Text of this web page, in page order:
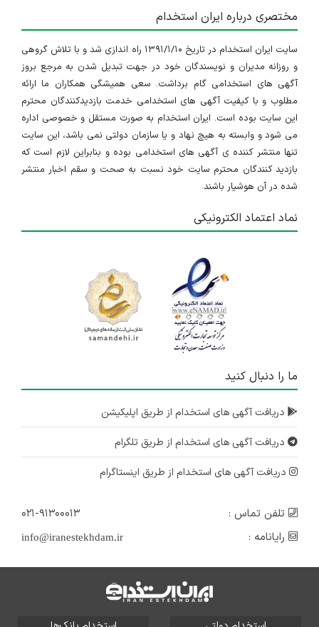
مختصری درباره ایران استخدام
سایت ایران استخدام در تاریخ ۱۳۹۱/۱/۱۰ راه اندازی شد و با تلاش گروهی
و روزانه مدیران و نویسندگان خود در جهت تبدیل شدن به مرجع بروز
آگهی های استخدامی گام برداشت. سعی همیشگی همکاران ما ارائه
مطلوب و با کیفیت آگهی های استخدامی خدمت بازدیدکنندگان محترم
این سایت بوده است. ایران استخدام به صورت مستقل و خصوصی اداره
می شود و وابسته به هیچ نهاد و یا سازمان دولتی نمی باشد، این سایت
تنها منتشر کننده ی آگهی های استخدامی بوده و بنابراین لازم است که
بازدید کنندگان محترم سایت خود نسبت به صحت و سقم اخبار منتشر
شده در آن هوشیار باشند.
نماد اعتماد الکترونیکی
ما را دنبال کنید
دریافت آگهی های استخدام از طریق اپلیکیشن
دریافت آگهی های استخدام از طریق تلگرام
دریافت آگهی های استخدام از طریق اینستاگرام
تلفن تماس :
۰۲۱-۹۱۳۰۰۰۱۳
رایانامه :
info@iranestekhdam.ir